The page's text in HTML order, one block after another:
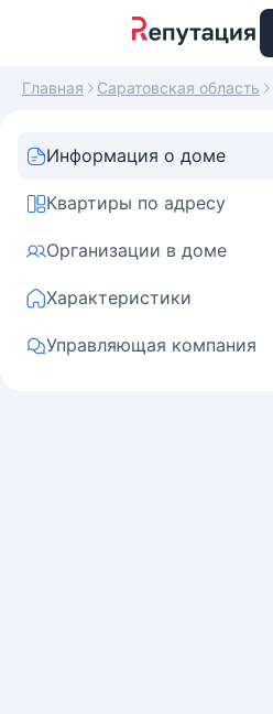
Главная Саратовская область
Информация о доме
Квартиры по адресу
Организации в доме
Характеристики
Управляющая компания